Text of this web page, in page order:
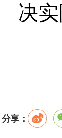
决实
分享：